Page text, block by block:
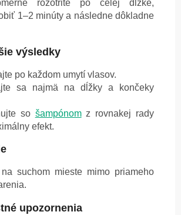
rozotrite po celej dĺžke,
1–2 minúty a následne dôkladne
výsledky
po každom umytí vlasov.
sa najmä na dĺžky a končeky
so šampónomz rovnakej rady
efekt.
suchom mieste mimo priameho
upozornenia